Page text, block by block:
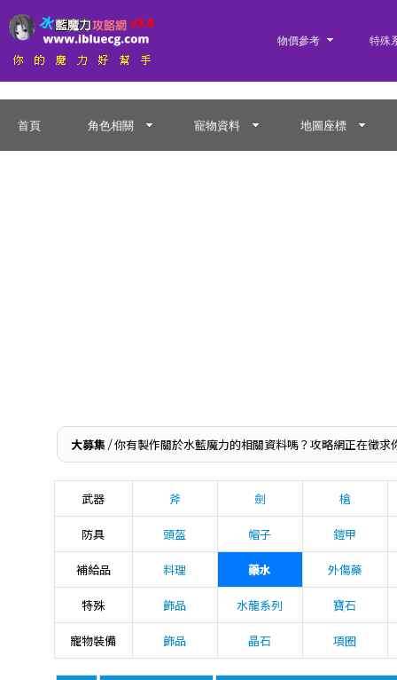
物價參考 特殊
首頁 角色相關 寵物資料 地圖座標
大募集/ 你有製作關於水藍魔力的相關資料嗎？攻略網正在徵
武器 斧 劍 槍
防具 頭盔 帽子 鎧甲
補給品 料理 藥水 外傷藥
特殊 飾品 水龍系列 寶石
寵物裝備 飾品 晶石 項圈